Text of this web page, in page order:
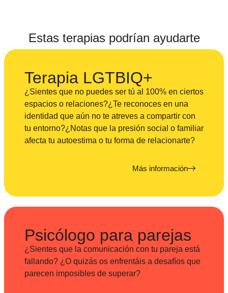
Estas terapias podrían ayudarte
Terapia LGTBIQ+
¿Sientes que no puedes ser tú al 100% en ciertos
espacios o relaciones?¿Te reconoces en una
identidad que aún no te atreves a compartir con
tu entorno?¿Notas que la presión social o familiar
afecta tu autoestima o tu forma de relacionarte?
Más información
Psicólogo para parejas
¿Sientes que la comunicación con tu pareja está
fallando? ¿O quizás os enfrentáis a desafíos que
parecen imposibles de superar?